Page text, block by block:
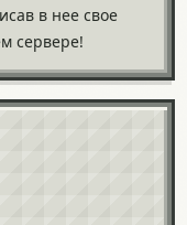
в нее свое
сервере!